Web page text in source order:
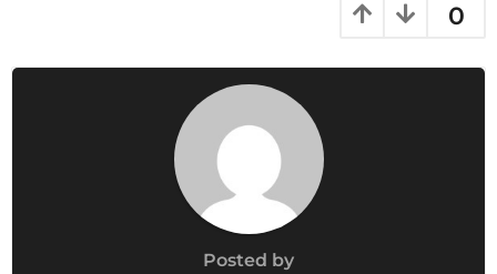
0
Posted by